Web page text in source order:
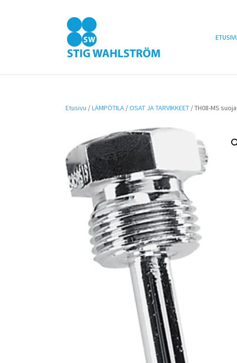
Etusivu /LÄMPÖTILA /OSAT JA TARVIKKEET / TH08-MS